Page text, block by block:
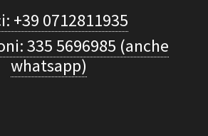
+39 0712811935
335 5696985 (anche
whatsapp)